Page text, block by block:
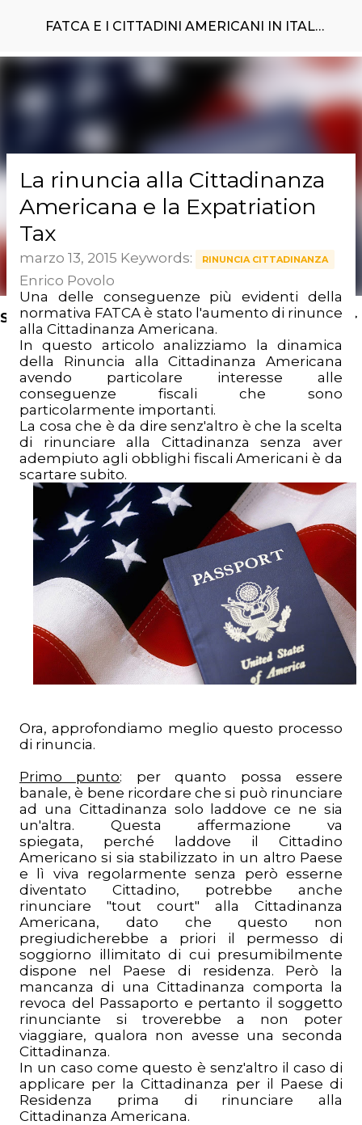
Passa ai contenuti principali FATCA E I CITTADINI AMERICANI IN ITALIA
SEARCH KEYWORDS HERE >
La rinuncia alla Cittadinanza
Americana e la Expatriation
Tax
marzo 13, 2015 Keywords: RINUNCIA CITTADINANZA
Enrico Povolo
Una delle conseguenze più evidenti della
normativa FATCA è stato l'aumento di rinunce
alla Cittadinanza Americana.
In questo articolo analizziamo la dinamica
della Rinuncia alla Cittadinanza Americana
avendo particolare interesse alle
conseguenze fiscali che sono
particolarmente importanti.
La cosa che è da dire senz'altro è che la scelta
di rinunciare alla Cittadinanza senza aver
adempiuto agli obblighi fiscali Americani è da
scartare subito.
Ora, approfondiamo meglio questo processo
di rinuncia.
Primo punto: per quanto possa essere
banale, è bene ricordare che si può rinunciare
ad una Cittadinanza solo laddove ce ne sia
un'altra. Questa affermazione va
spiegata, perché laddove il Cittadino
Americano si sia stabilizzato in un altro Paese
e lì viva regolarmente senza però esserne
diventato Cittadino, potrebbe anche
rinunciare "tout court" alla Cittadinanza
Americana, dato che questo non
pregiudicherebbe a priori il permesso di
soggiorno illimitato di cui presumibilmente
dispone nel Paese di residenza. Però la
mancanza di una Cittadinanza comporta la
revoca del Passaporto e pertanto il soggetto
rinunciante si troverebbe a non poter
viaggiare, qualora non avesse una seconda
Cittadinanza.
In un caso come questo è senz'altro il caso di
applicare per la Cittadinanza per il Paese di
Residenza prima di rinunciare alla
Cittadinanza Americana.